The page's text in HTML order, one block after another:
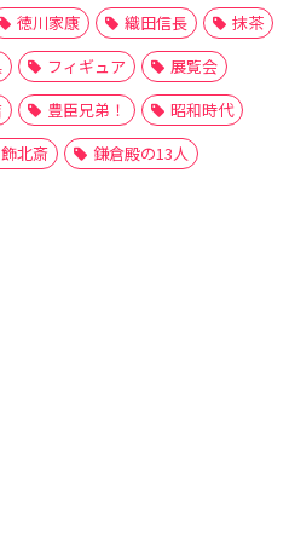
徳川家康 織田信長
抹茶
フィギュア
展覧会
豊臣兄弟！
昭和時代
北斎 鎌倉殿の13人